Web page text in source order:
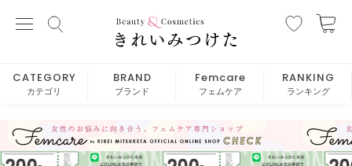
CATEGORY
カテゴリ
BRAND
ブランド
Femcare
フェムケア
RANKING
ランキング